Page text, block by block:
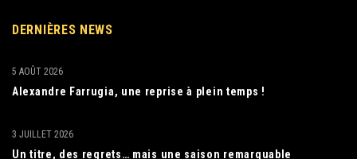
DERNIÈRES NEWS
Alexandre Farrugia, une reprise à plein temps !
5 AOÛT 2026
Un titre, des regrets… mais une saison remarquable
3 JUILLET 2026